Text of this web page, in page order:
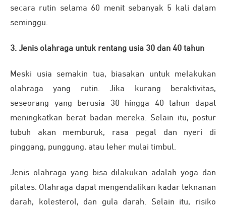
secara rutin selama 60 menit sebanyak 5 kali dalam
seminggu.
3. Jenis olahraga untuk rentang usia 30 dan 40 tahun
Meski usia semakin tua, biasakan untuk melakukan
olahraga yang rutin. Jika kurang beraktivitas,
seseorang yang berusia 30 hingga 40 tahun dapat
meningkatkan berat badan mereka. Selain itu, postur
tubuh akan memburuk, rasa pegal dan nyeri di
pinggang, punggung, atau leher mulai timbul.
Jenis olahraga yang bisa dilakukan adalah yoga dan
pilates. Olahraga dapat mengendalikan kadar teknanan
darah, kolesterol, dan gula darah. Selain itu, risiko